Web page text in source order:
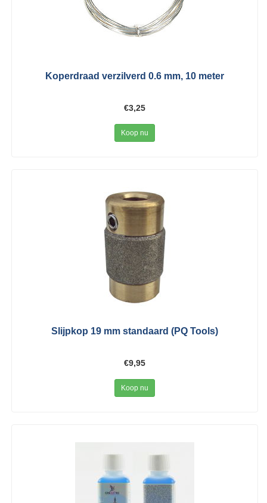
Koperdraad verzilverd 0.6 mm, 10 meter
€3,25
Koop nu
Slijpkop 19 mm standaard (PQ Tools)
€9,95
Koop nu